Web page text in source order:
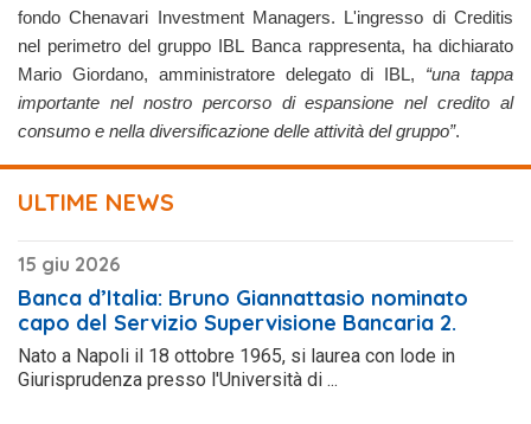
fondo Chenavari Investment Managers. L'ingresso di Creditis
nel perimetro del gruppo IBL Banca rappresenta, ha dichiarato
Mario Giordano, amministratore delegato di IBL, “una tappa
importante nel nostro percorso di espansione nel credito al
consumo e nella diversificazione delle attività del gruppo”.
ULTIME NEWS
15 giu 2026
Banca d’Italia: Bruno Giannattasio nominato
capo del Servizio Supervisione Bancaria 2.
Nato a Napoli il 18 ottobre 1965, si laurea con lode in
Giurisprudenza presso l'Università di ...